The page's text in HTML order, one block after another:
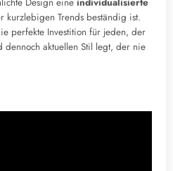
Design eine individualisierte
kurzlebigen Trends beständig ist.
perfekte Investition für jeden, der
dennoch aktuellen Stil legt, der nie